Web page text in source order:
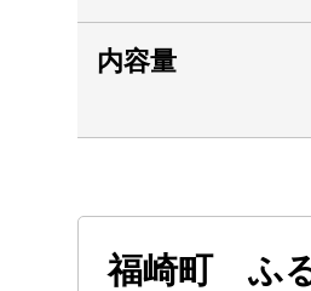
内容量
福崎町 ふ